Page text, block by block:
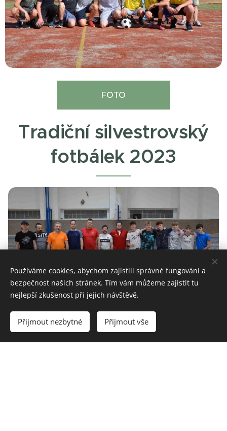
FOTO
Tradiční silvestrovský
fotbálek 2023
FOTOGALERIE ZDE
Používáme cookies, abychom zajistili správné fungování a
bezpečnost našich stránek. Tím vám můžeme zajistit tu
nejlepší zkušenost při jejich návštěvě.
Přijmout nezbytné Přijmout vše